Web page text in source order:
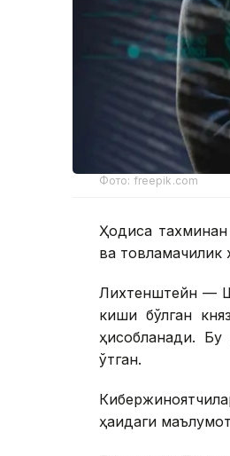
Фото: freepik.com
Ҳодиса
ва товламачилик
Лихтенштейн —
киши бўлган
ҳисобланади.
ўтган.
ҳақидаги